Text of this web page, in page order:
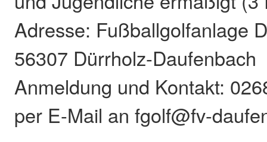
Adresse: Fußballgolfanlage
56307 Dürrholz-Daufenbach
Anmeldung und Kontakt:
per E-Mail an fgolf@fv-